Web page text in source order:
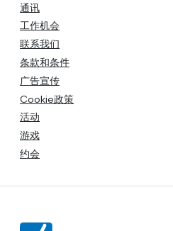
通讯
工作机会
联系我们
条款和条件
广告宣传
Cookie政策
活动
游戏
约会